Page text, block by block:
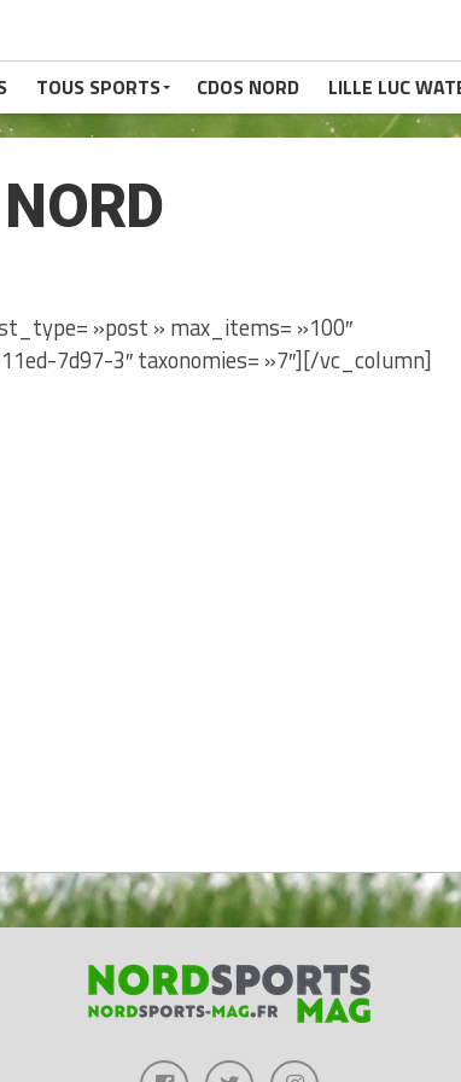
TOUS SPORTS CDOS NORD LILLE LUC
»post » max_items= »100″
7d97-3″ taxonomies= »7″][/vc_column]